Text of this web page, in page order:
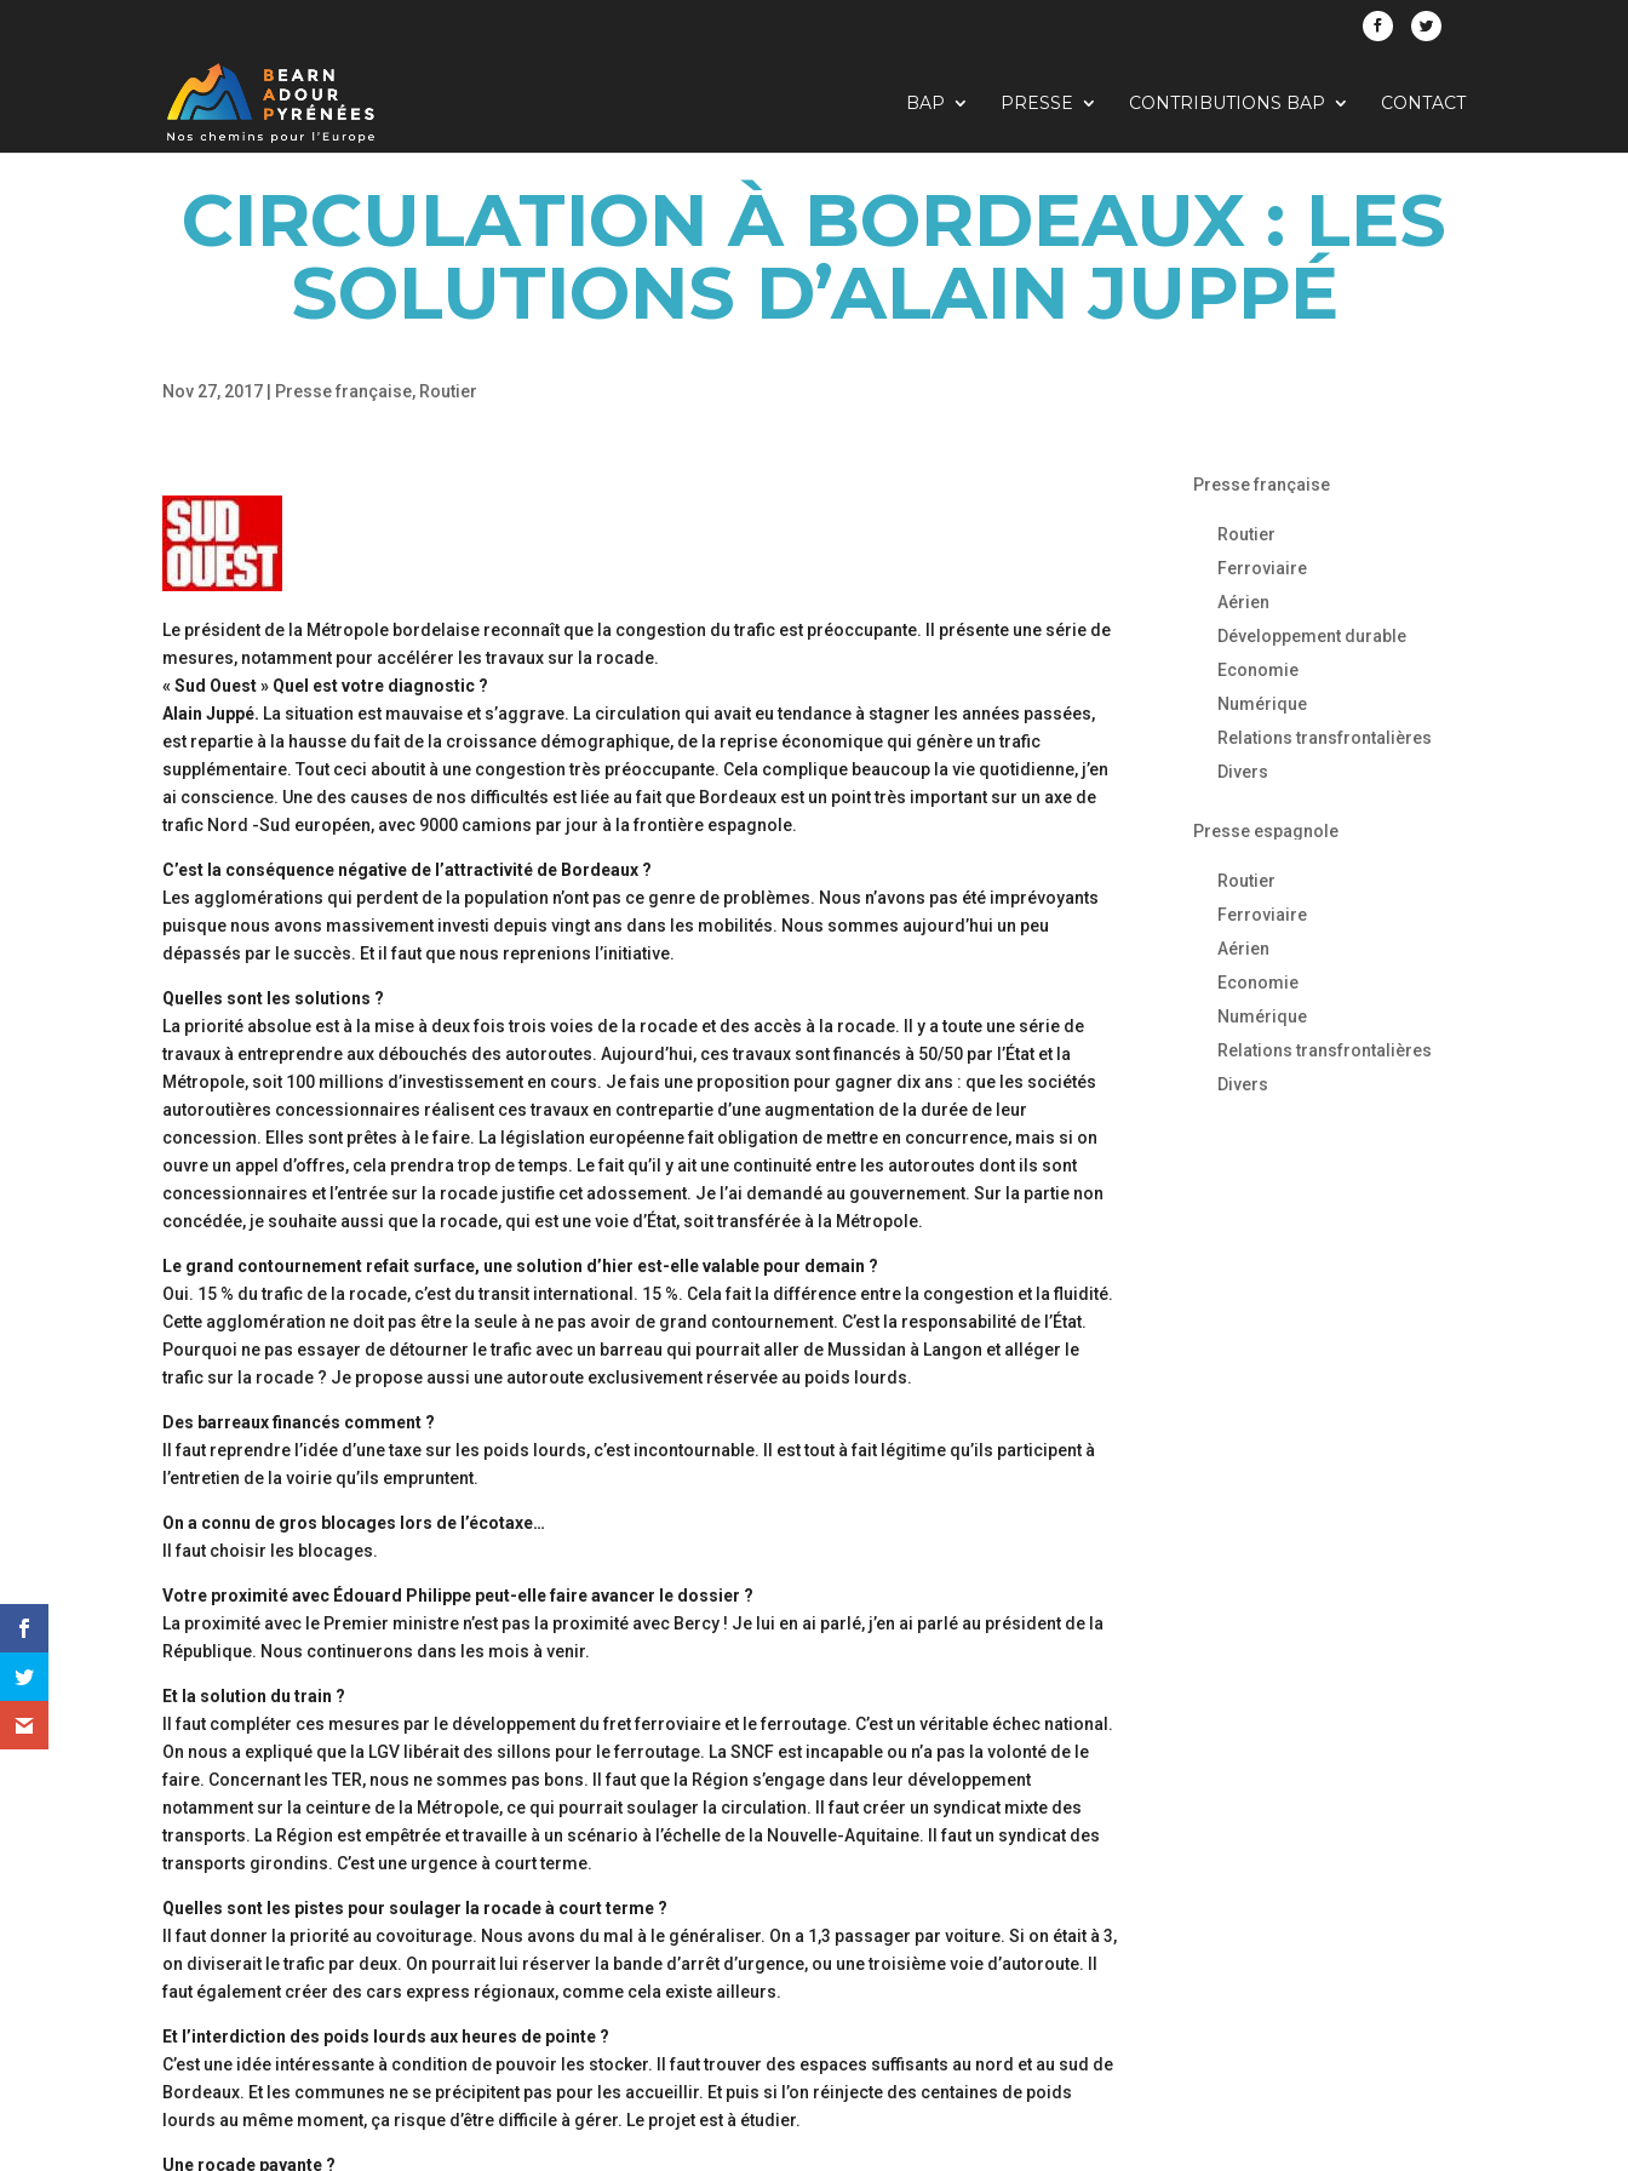
BAP PRESSE CONTRIBUTIONS BAP CONTACT
CIRCULATION À BORDEAUX : LES
SOLUTIONS D’ALAIN JUPPÉ
Nov 27, 2017 Presse française, Routier
Le président de la Métropole bordelaise reconnaît que la congestion du trafic est préoccupante. Il présente une série de
mesures, notamment pour accélérer les travaux sur la rocade.
« Sud Ouest » Quel est votre diagnostic ?
A lain Juppé. La situation est mauvaise et s’aggrave. La circulation qui avait eu tendance à stagner les années passées,
est repartie à la hausse du fait de la croissance démographique, de la reprise économique qui génère un trafic
supplémentaire. Tout ceci aboutit à une congestion très préoccupante. Cela complique beaucoup la vie quotidienne, j’en
ai conscience. Une des causes de nos difficultés est liée au fait que Bordeaux est un point très important sur un axe de
trafic Nord -Sud européen, avec 9000 camions par jour à la frontière espagnole.
C’est la conséquence négative de l’attractivité de Bordeaux ?
Les agglomérations qui perdent de la population n’ont pas ce genre de problèmes. Nous n’avons pas été imprévoyants
puisque nous avons massivement investi depuis vingt ans dans les mobilités. Nous sommes aujourd’hui un peu
dépassés par le succès. Et il faut que nous reprenions l’initiative.
Quelles sont les solutions ?
La priorité absolue est à la mise à deux fois trois voies de la rocade et des accès à la rocade. Il y a toute une série de
travaux à entreprendre aux débouchés des autoroutes. Aujourd’hui, ces travaux sont financés à 50/50 par l’État et la
Métropole, soit 100 millions d’investissement en cours. Je fais une proposition pour gagner dix ans : que les sociétés
autoroutières concessionnaires réalisent ces travaux en contrepartie d’une augmentation de la durée de leur
concession. Elles sont prêtes à le faire. La législation européenne fait obligation de mettre en concurrence, mais si on
ouvre un appel d’offres, cela prendra trop de temps. Le fait qu’il y ait une continuité entre les autoroutes dont ils sont
concessionnaires et l’entrée sur la rocade justifie cet adossement. Je l’ai demandé au gouvernement. Sur la partie non
concédée, je souhaite aussi que la rocade, qui est une voie d’État, soit transférée à la Métropole.
Le grand contournement refait surface, une solution d’hier est-elle valable pour demain ?
Oui. 15 % du trafic de la rocade, c’est du transit international. 15 %. Cela fait la différence entre la congestion et la fluidité.
Cette agglomération ne doit pas être la seule à ne pas avoir de grand contournement. C’est la responsabilité de l’État.
Pourquoi ne pas essayer de détourner le trafic avec un barreau qui pourrait aller de Mussidan à Langon et alléger le
trafic sur la rocade ? Je propose aussi une autoroute exclusivement réservée au poids lourds.
Des barreaux financés comment ?
Il faut reprendre l’idée d’une taxe sur les poids lourds, c’est incontournable. Il est tout à fait légitime qu’ils participent à
l’entretien de la voirie qu’ils empruntent.
On a connu de gros blocages lors de l’écotaxe…
Il faut choisir les blocages.
Votre proximité avec Édouard Philippe peut-elle faire avancer le dossier ?
La proximité avec le Premier ministre n’est pas la proximité avec Bercy ! Je lui en ai parlé, j’en ai parlé au président de la
République. Nous continuerons dans les mois à venir.
Et la solution du train ?
Il faut compléter ces mesures par le développement du fret ferroviaire et le ferroutage. C’est un véritable échec national.
On nous a expliqué que la LGV libérait des sillons pour le ferroutage. La SNCF est incapable ou n’a pas la volonté de le
faire. Concernant les TER, nous ne sommes pas bons. Il faut que la Région s’engage dans leur développement
notamment sur la ceinture de la Métropole, ce qui pourrait soulager la circulation. Il faut créer un syndicat mixte des
transports. La Région est empêtrée et travaille à un scénario à l’échelle de la Nouvelle-Aquitaine. Il faut un syndicat des
transports girondins. C’est une urgence à court terme.
Quelles sont les pistes pour soulager la rocade à court terme ?
Il faut donner la priorité au covoiturage. Nous avons du mal à le généraliser. On a 1,3 passager par voiture. Si on était à 3,
on diviserait le trafic par deux. On pourrait lui réserver la bande d’arrêt d’urgence, ou une troisième voie d’autoroute. Il
faut également créer des cars express régionaux, comme cela existe ailleurs.
Et l’interdiction des poids lourds aux heures de pointe ?
C’est une idée intéressante à condition de pouvoir les stocker. Il faut trouver des espaces suffisants au nord et au sud de
Bordeaux. Et les communes ne se précipitent pas pour les accueillir. Et puis si l’on réinjecte des centaines de poids
lourds au même moment, ça risque d’être difficile à gérer. Le projet est à étudier.
Une rocade payante ?
Presse française
Routier
Ferroviaire
Aérien
Développement durable
Economie
Numérique
Relations transfrontalières
Divers
Presse espagnole
Routier
Ferroviaire
Aérien
Economie
Numérique
Relations transfrontalières
Divers